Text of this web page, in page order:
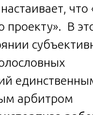
что
проекту». В
арбитром